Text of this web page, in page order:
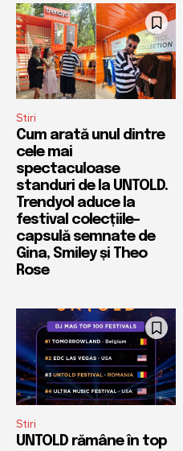
Stiri
Cum arată unul dintre
cele mai
spectaculoase
standuri de la UNTOLD.
Trendyol aduce la
festival colecțiile-
capsulă semnate de
Gina, Smiley și Theo
Rose
Stiri
UNTOLD rămâne în top